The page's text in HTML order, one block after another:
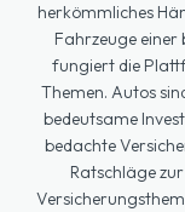
herkömmliches
Fahrzeuge einer
fungiert die
Themen. Autos
bedeutsame
bedachte
Ratschläge